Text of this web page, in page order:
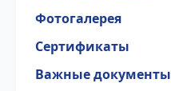
Фотогалерея
Сертификаты
Важные документы